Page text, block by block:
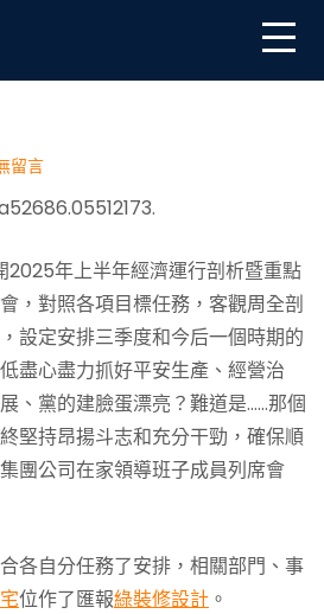
俱意室內設計025年上半年利
留言
2025年上半年經濟運行剖析暨重點
，對照各項目標任務，客觀周全剖
設定安排三季度和今后一個時期的
盡心盡力抓好平安生產、經營治
、黨的建臉蛋漂亮？難道是……那個
堅持昂揚斗志和充分干勁，確保順
團公司在家領導班子成員列席會
各自分任務了安排，相關部門、事
位作了匯報綠裝修設計 。